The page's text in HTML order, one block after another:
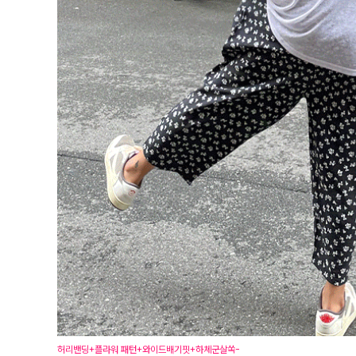
허리밴딩+플라워 패턴+와이드배기핏+하체군살쏙-